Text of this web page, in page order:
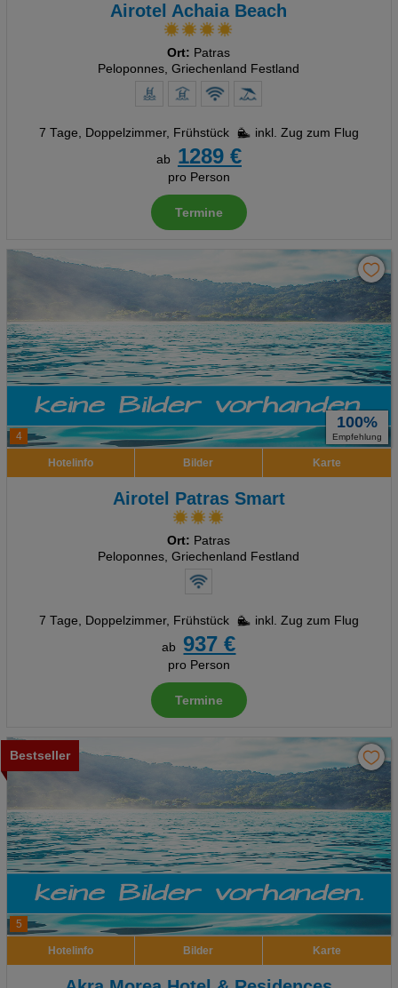
Airotel Achaia Beach
Ort: Patras
Peloponnes, Griechenland Festland
7 Tage, Doppelzimmer, Frühstück
inkl. Zug zum Flug
ab
1289 €
pro Person
Termine
4
100%
Empfehlung
Hotelinfo Bilder Karte
Airotel Patras Smart
Ort: Patras
Peloponnes, Griechenland Festland
7 Tage, Doppelzimmer, Frühstück
inkl. Zug zum Flug
ab
937 €
pro Person
Termine
5
Bestseller
Hotelinfo Bilder Karte